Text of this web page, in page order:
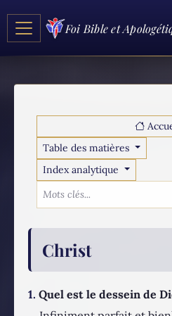
Foi Bible et
Table des matières
Index analytique
Christ
1. Quel est le dessein de